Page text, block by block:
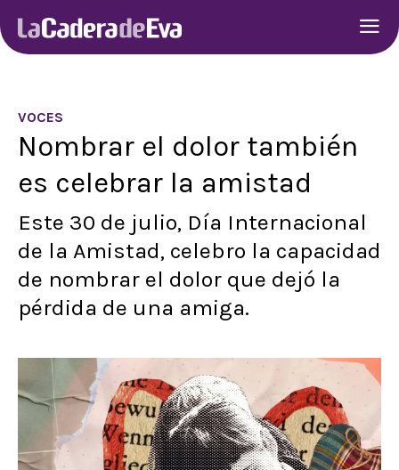
VOCES
Nombrar el dolor también
es celebrar la amistad
Este 30 de julio, Día Internacional
de la Amistad, celebro la capacidad
de nombrar el dolor que dejó la
pérdida de una amiga.